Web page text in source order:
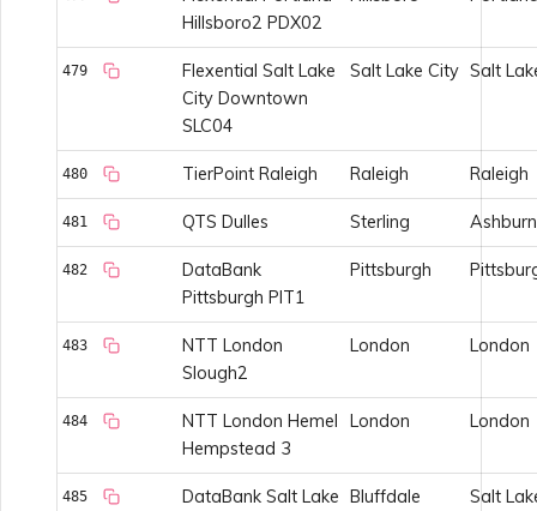
Hillsboro2 PDX02
479
Flexential Salt Lake
City Downtown
SLC04
Salt Lake City Salt
480 TierPoint Raleigh Raleigh Raleigh
481 QTS Dulles Sterling Ashburn
482
DataBank
Pittsburgh PIT1
Pittsburgh
483
NTT London
Slough2
London London
484
NTT London Hemel
Hempstead 3
London London
485
DataBank Salt Lake Bluffdale Salt